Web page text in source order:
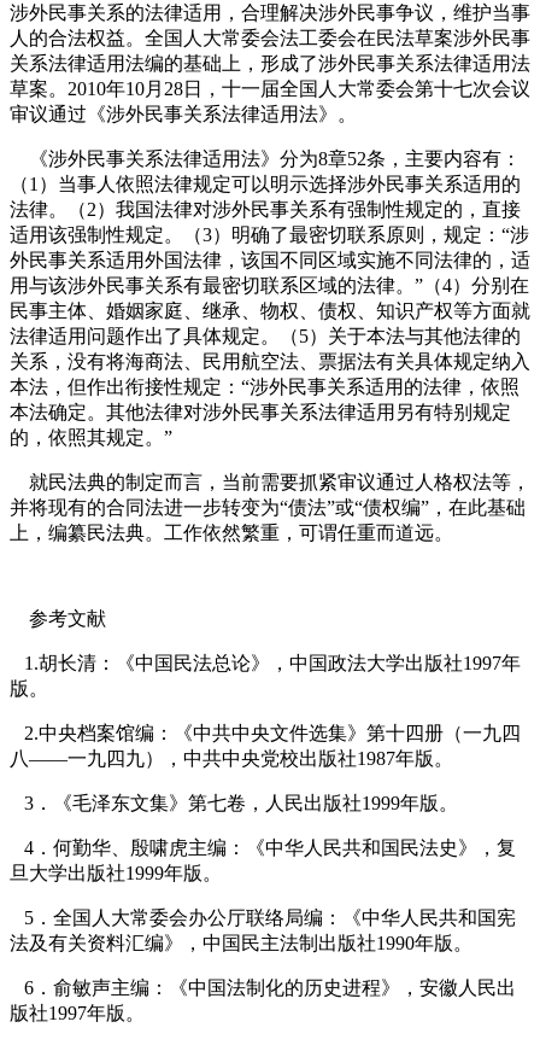
涉外民事关系的法律适用，合理解决涉外民事争议，维护当事
人的合法权益。全国人大常委会法工委会在民法草案涉外民事
关系法律适用法编的基础上，形成了涉外民事关系法律适用法
草案。 2010年10月 28日
，十一届全国人大常委会第十七次会议
审议通过《涉外民事关系法律适用法》。
《涉外民事关系法律适用法》分为8章52条，主要内容有：
（1 ）当事人依照法律规定可以明示选择涉外民事关系适用的
法律。（2）我国法律对涉外民事关系有强制性规定的，直接
适用该强制性规定。（3）明确了最密切联系原则，规定：“涉
外民事关系适用外国法律，该国不同区域实施不同法律的，适
用与该涉外民事关系有最密切联系区域的法律。”（4）分别在
民事主体、婚姻家庭、继承、物权、债权、知识产权等方面就
法律适用问题作出了具体规定。（5）关于本法与其他法律的
关系，没有将海商法、民用航空法、票据法有关具体规定纳入
本法，但作出衔接性规定：“涉外民事关系适用的法律，依照
本法确定。其他法律对涉外民事关系法律适用另有特别规定
的，依照其规定。”
就民法典的制定而言，当前需要抓紧审议通过人格权法等，
并将现有的合同法进一步转变为“债法”或“债权编”，在此基础
上，编纂民法典。工作依然繁重，可谓任重而道远。
参考文献
1.胡长清：《中国民法总论》，中国政法大学出版社1997年
版。
2.中央档案馆编：《中共中央文件选集》第十四册（一九四
八——一九四九），中共中央党校出版社1987年版。
3 ．《毛泽东文集》第七卷，人民出版社1999年版。
4 ．何勤华、殷啸虎主编：《中华人民共和国民法史》，复
旦大学出版社1999年版。
5 ．全国人大常委会办公厅联络局编：《中华人民共和国宪
法及有关资料汇编》，中国民主法制出版社1990年版。
6 ．俞敏声主编：《中国法制化的历史进程》，安徽人民出
版社1997年版。